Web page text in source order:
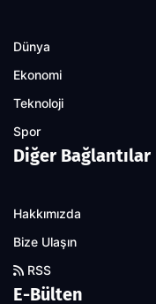
Dünya
Ekonomi
Teknoloji
Spor
Diğer Bağlantılar
Hakkımızda
Bize Ulaşın
RSS
E-Bülten